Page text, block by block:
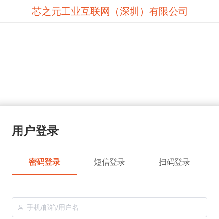
芯之元工业互联网（深圳）有限公司
用户登录
密码登录 短信登录 扫码登录